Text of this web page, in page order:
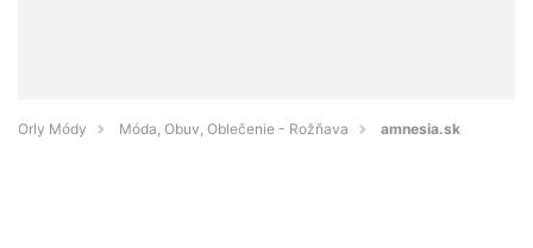
Orly Módy Móda, Obuv, Oblečenie - Rožňava amnesia.sk